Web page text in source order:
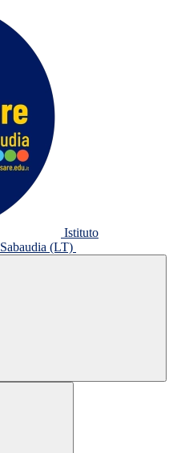
Istituto
Sabaudia (LT)